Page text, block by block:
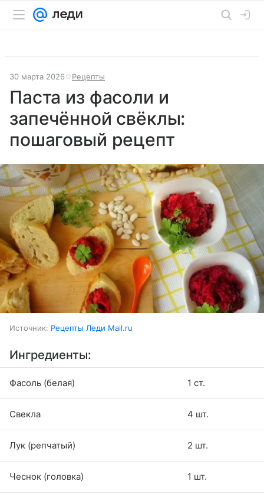
30 марта 2026 Рецепты
Паста из фасоли и
запечённой свёклы:
пошаговый рецепт
Источник: Рецепты Леди Mail.ru
Ингредиенты:
Фасоль (белая) 1 ст.
Свекла 4 шт.
Лук (репчатый) 2 шт.
Чеснок (головка) 1 шт.